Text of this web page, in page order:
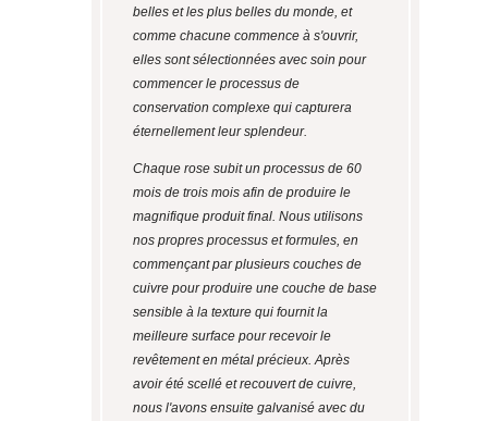
belles et les plus belles du monde, et
comme chacune commence à s'ouvrir,
elles sont sélectionnées avec soin pour
commencer le processus de
conservation complexe qui capturera
éternellement leur splendeur.
Chaque rose subit un processus de 60
mois de trois mois afin de produire le
magnifique produit final. Nous utilisons
nos propres processus et formules, en
commençant par plusieurs couches de
cuivre pour produire une couche de base
sensible à la texture qui fournit la
meilleure surface pour recevoir le
revêtement en métal précieux. Après
avoir été scellé et recouvert de cuivre,
nous l'avons ensuite galvanisé avec du